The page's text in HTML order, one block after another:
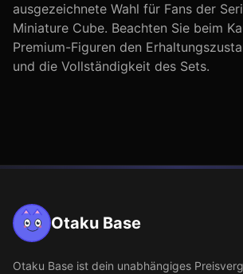
ausgezeichnete Wahl für Fans der
Miniature Cube. Beachten Sie beim
Premium-Figuren den
und die Vollständigkeit des Sets.
Otaku Base
Otaku Base ist dein unabhängiges